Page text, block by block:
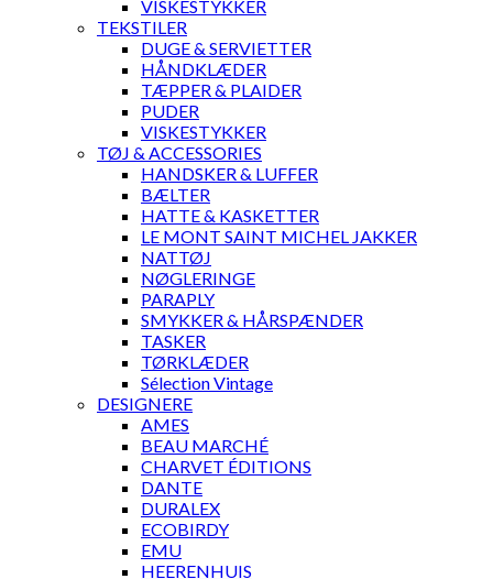
VISKESTYKKER
TEKSTILER
DUGE & SERVIETTER
HÅNDKLÆDER
TÆPPER & PLAIDER
PUDER
VISKESTYKKER
TØJ & ACCESSORIES
HANDSKER & LUFFER
BÆLTER
HATTE & KASKETTER
LE MONT SAINT MICHEL JAKKER
NATTØJ
NØGLERINGE
PARAPLY
SMYKKER & HÅRSPÆNDER
TASKER
TØRKLÆDER
Sélection Vintage
DESIGNERE
AMES
BEAU MARCHÉ
CHARVET ÉDITIONS
DANTE
DURALEX
ECOBIRDY
EMU
HEERENHUIS